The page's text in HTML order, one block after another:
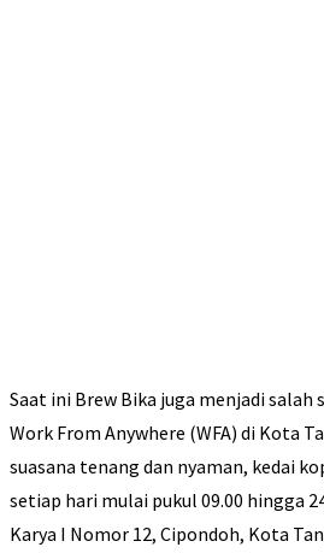
Saat ini Brew Bika juga menjadi
Work From Anywhere (WFA) di Kota
suasana tenang dan nyaman, kedai
setiap hari mulai pukul 09.00 hingga
Karya I Nomor 12, Cipondoh, Kota